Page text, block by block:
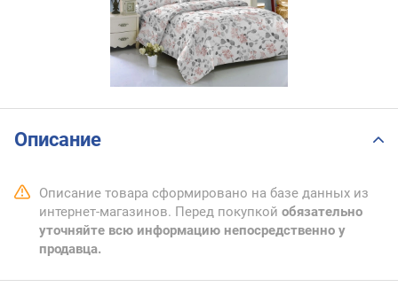
Описание
Описание товара сформировано на базе данных из
интернет-магазинов. Перед покупкой обязательно
уточняйте всю информацию непосредственно у
продавца.